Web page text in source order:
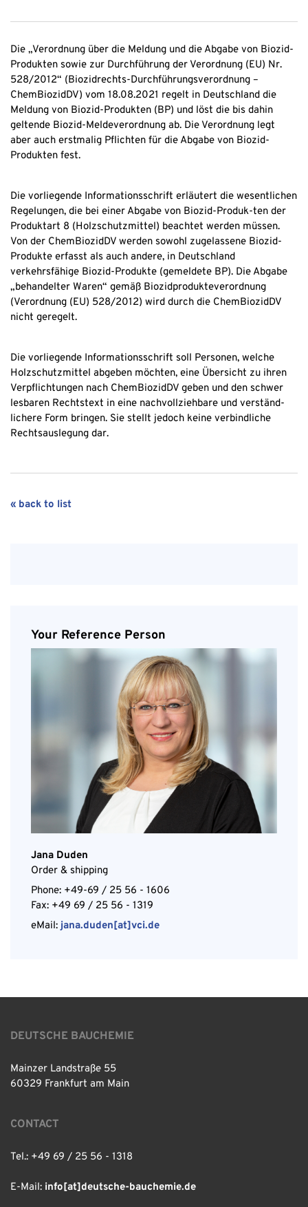
Die „Verordnung über die Meldung und die Abgabe von Biozid-
Produkten sowie zur Durchführung der Verordnung (EU) Nr.
528/2012“ (Biozidrechts-Durchführungsverordnung –
ChemBiozidDV) vom 18.08.2021 regelt in Deutschland die
Meldung von Biozid-Produkten (BP) und löst die bis dahin
geltende Biozid-Meldeverordnung ab. Die Verordnung legt
aber auch erstmalig Pflichten für die Abgabe von Biozid-
Produkten fest.
Die vorliegende Informationsschrift erläutert die wesentlichen
Regelungen, die bei einer Abgabe von Biozid-Produk-ten der
Produktart 8 (Holzschutzmittel) beachtet werden müssen.
Von der ChemBiozidDV werden sowohl zugelassene Biozid-
Produkte erfasst als auch andere, in Deutschland
verkehrsfähige Biozid-Produkte (gemeldete BP). Die Abgabe
„behandelter Waren“ gemäß Biozidprodukteverordnung
(Verordnung (EU) 528/2012) wird durch die ChemBiozidDV
nicht geregelt.
Die vorliegende Informationsschrift soll Personen, welche
Holzschutzmittel abgeben möchten, eine Übersicht zu ihren
Verpflichtungen nach ChemBiozidDV geben und den schwer
lesbaren Rechtstext in eine nachvollziehbare und verständ-
lichere Form bringen. Sie stellt jedoch keine verbindliche
Rechtsauslegung dar.
« back to list
Your Reference Person
Jana Duden
Order & shipping
Phone: +49-69 / 25 56 - 1606
Fax: +49 69 / 25 56 - 1319
eMail:jana.duden[at]vci.de
DEUTSCHE BAUCHEMIE
Mainzer Landstraße 55
60329 Frankfurt am Main
CONTACT
Tel.: +49 69 / 25 56 - 1318
E-Mail: info[at]deutsche-bauchemie.de